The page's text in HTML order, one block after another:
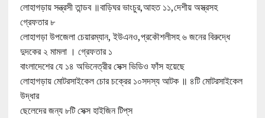
লোহাগড়ায় সন্ত্রসী তান্ডব ॥বাড়িঘর ভাংচুর,আহত ১১,দেশীয় অস্ত্রসহ
গ্রেফতার ৮
লোহাগড়া উপজেলা চেয়ারম্যান, ইউএনও,প্রকৌশলীসহ ৬ জনের বিরুদ্ধে
দুদকের ২ মামলা । গ্রেফতার ১
বাংলাদেশের যে ১৪ অভিনেত্রীর সেক্স ভিডিও ফাঁস হয়েছে
লোহাগড়ায় মোটরসাইকেল চোর চক্রের ১০সদস্য আটক ॥ ৪টি মোটরসাইকেল
উদ্ধার
ছেলেদের জন্য ৮টি সেক্স হাইজিন টিপ্‌স